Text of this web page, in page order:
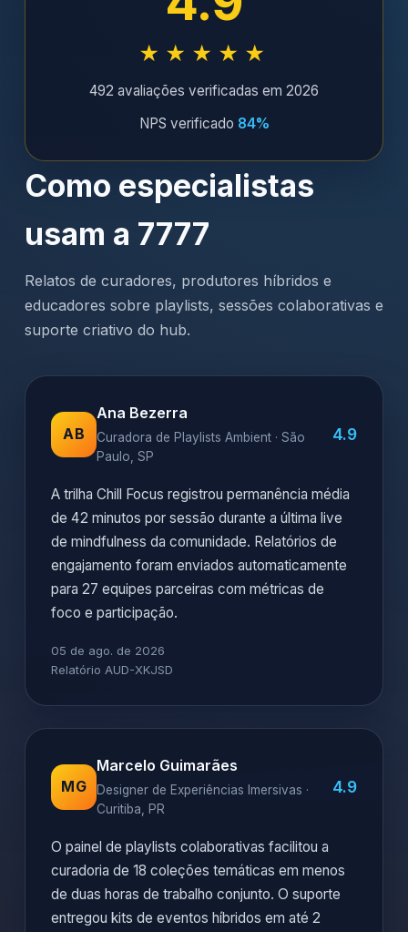
★★★★★
492 avaliações verificadas em 2026
NPS verificado 84%
Como especialistas
usam a 7777
Relatos de curadores, produtores híbridos e
educadores sobre playlists, sessões colaborativas e
suporte criativo do hub.
AB
Ana Bezerra
Curadora de Playlists Ambient · São
Paulo, SP
4.9
A trilha Chill Focus registrou permanência média
de 42 minutos por sessão durante a última live
de mindfulness da comunidade. Relatórios de
engajamento foram enviados automaticamente
para 27 equipes parceiras com métricas de
foco e participação.
05 de ago. de 2026
Relatório AUD-XKJSD
MG
Marcelo Guimarães
Designer de Experiências Imersivas ·
Curitiba, PR
4.9
O painel de playlists colaborativas facilitou a
curadoria de 18 coleções temáticas em menos
de duas horas de trabalho conjunto. O suporte
entregou kits de eventos híbridos em até 2